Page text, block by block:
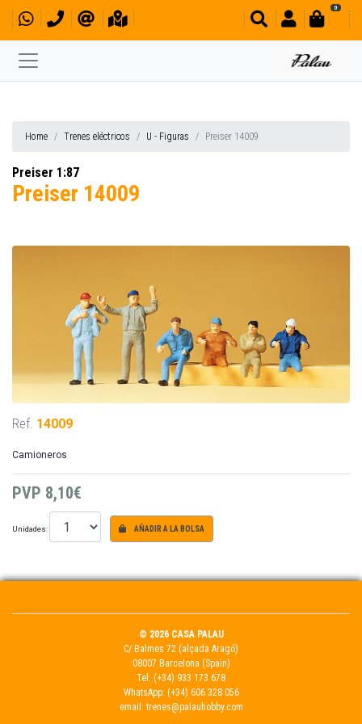
0
Home Trenes eléctricos U - Figuras Preiser 14009
Preiser 1:87
Preiser 14009
Ref. 14009
Camioneros
PVP 8,10€
Unidades: AÑADIR A LA BOLSA
© 2026 CASA PALAU
C/ Balmes 72 (alçada Aragó)
08007 Barcelona (Spain)
Tel. (+34) 933 173 678
WhatsApp: (+34) 606 328 056
email: trenes@palauhobby.com